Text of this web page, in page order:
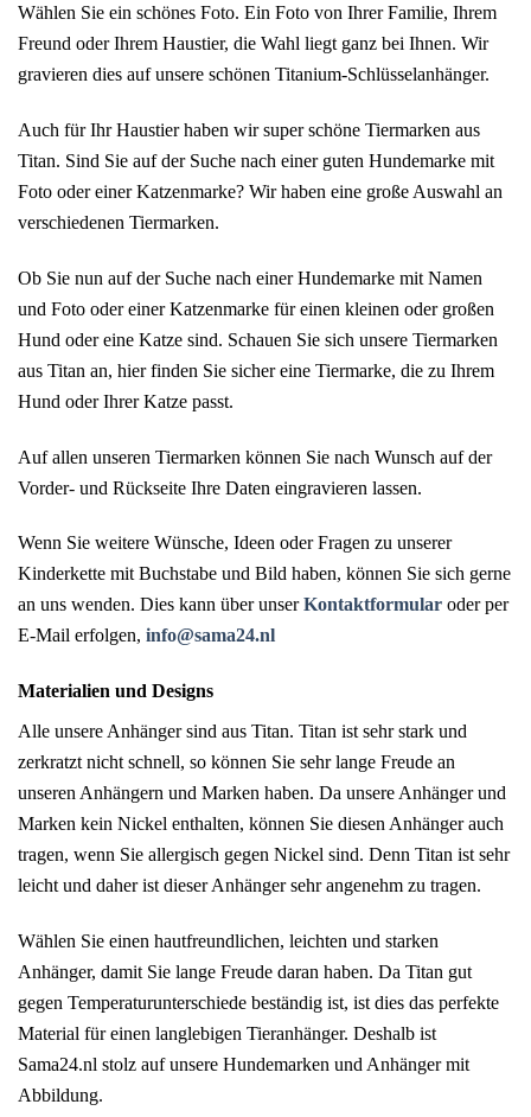
Wählen Sie ein schönes Foto. Ein Foto von Ihrer Familie, Ihrem
Freund oder Ihrem Haustier, die Wahl liegt ganz bei Ihnen. Wir
gravieren dies auf unsere schönen Titanium-Schlüsselanhänger.
Auch für Ihr Haustier haben wir super schöne Tiermarken aus
Titan. Sind Sie auf der Suche nach einer guten Hundemarke mit
Foto oder einer Katzenmarke? Wir haben eine große Auswahl an
verschiedenen Tiermarken.
Ob Sie nun auf der Suche nach einer Hundemarke mit Namen
und Foto oder einer Katzenmarke für einen kleinen oder großen
Hund oder eine Katze sind. Schauen Sie sich unsere Tiermarken
aus Titan an, hier finden Sie sicher eine Tiermarke, die zu Ihrem
Hund oder Ihrer Katze passt.
Auf allen unseren Tiermarken können Sie nach Wunsch auf der
Vorder- und Rückseite Ihre Daten eingravieren lassen.
Wenn Sie weitere Wünsche, Ideen oder Fragen zu unserer
Kinderkette mit Buchstabe und Bild haben, können Sie sich gerne
an uns wenden. Dies kann über unserKontaktformular oder per
E-Mail erfolgen, info@sama24.nl
Materialien und Designs
Alle unsere Anhänger sind aus Titan. Titan ist sehr stark und
zerkratzt nicht schnell, so können Sie sehr lange Freude an
unseren Anhängern und Marken haben. Da unsere Anhänger und
Marken kein Nickel enthalten, können Sie diesen Anhänger auch
tragen, wenn Sie allergisch gegen Nickel sind. Denn Titan ist sehr
leicht und daher ist dieser Anhänger sehr angenehm zu tragen.
Wählen Sie einen hautfreundlichen, leichten und starken
Anhänger, damit Sie lange Freude daran haben. Da Titan gut
gegen Temperaturunterschiede beständig ist, ist dies das perfekte
Material für einen langlebigen Tieranhänger. Deshalb ist
Sama24.nl stolz auf unsere Hundemarken und Anhänger mit
Abbildung.